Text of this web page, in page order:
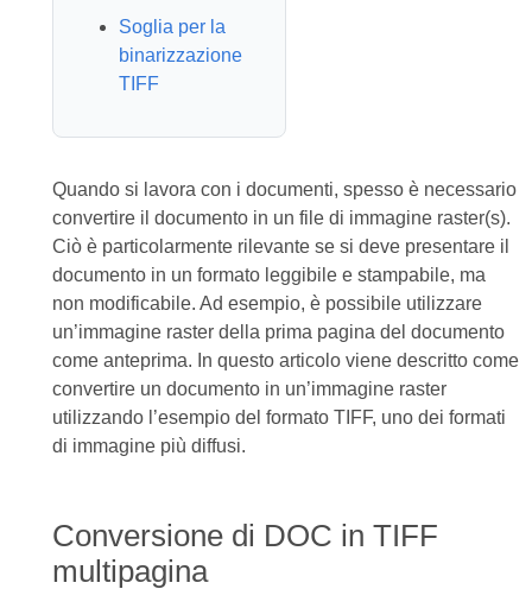
Soglia per la
binarizzazione
TIFF
Quando si lavora con i documenti, spesso è necessario
convertire il documento in un file di immagine raster(s).
Ciò è particolarmente rilevante se si deve presentare il
documento in un formato leggibile e stampabile, ma
non modificabile. Ad esempio, è possibile utilizzare
un’immagine raster della prima pagina del documento
come anteprima. In questo articolo viene descritto come
convertire un documento in un’immagine raster
utilizzando l’esempio del formato TIFF, uno dei formati
di immagine più diffusi.
Conversione di DOC in TIFF
multipagina